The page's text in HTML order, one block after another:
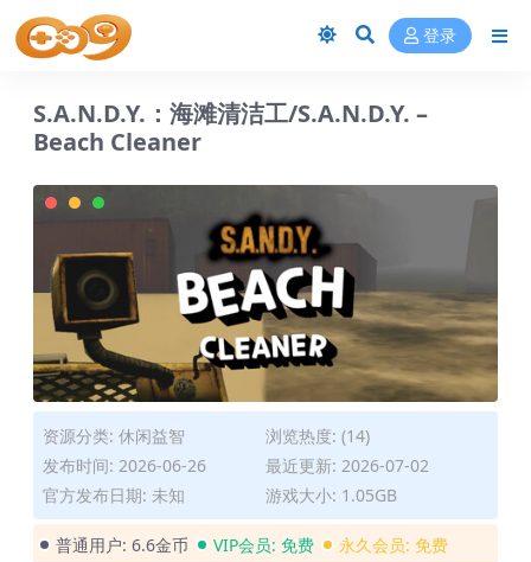
登录
S.A.N.D.Y.：海滩清洁工/S.A.N.D.Y. –
Beach Cleaner
资源分类: 休闲益智
浏览热度: (14)
发布时间: 2026-06-26
最近更新: 2026-07-02
官方发布日期: 未知
游戏大小: 1.05GB
普通用户: 6.6金币 VIP会员: 免费 永久会员: 免费